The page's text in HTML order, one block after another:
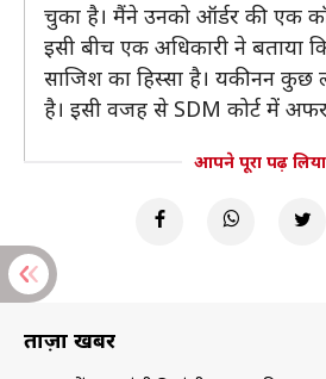
चुका है। मैंने उनको ऑर्डर की एक
इसी बीच एक अधिकारी ने बताया
साजिश का हिस्‍सा है। यकीनन कुछ
है। इसी वजह से SDM कोर्ट में
आपने पूरा पढ़
ताज़ा खबरें